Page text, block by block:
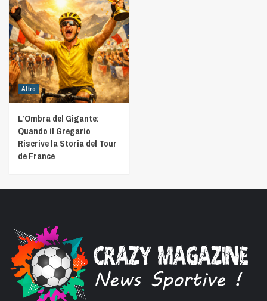
Altro
L’Ombra del Gigante:
Quando il Gregario
Riscrive la Storia del Tour
de France